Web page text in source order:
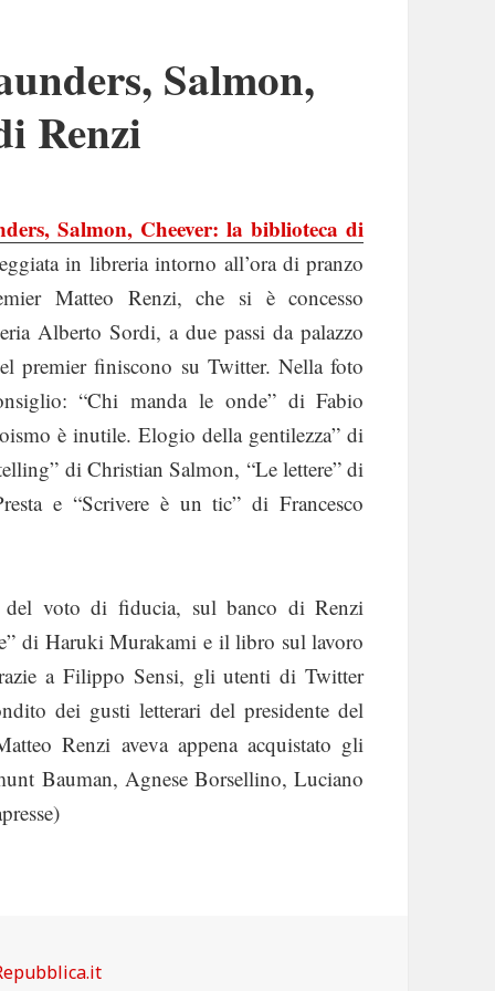
Salmon,
Renzi
Salmon, Cheever: la biblioteca di
in libreria intorno all’ora di pranzo
Matteo Renzi, che si è concesso
Alberto Sordi, a due passi da palazzo
premier finiscono su Twitter. Nella foto
“Chi manda le onde” di Fabio
è inutile. Elogio della gentilezza” di
di Christian Salmon, “Le lettere” di
e “Scrivere è un tic” di Francesco
del voto di fiducia, sul banco di Renzi
di Haruki Murakami e il libro sul lavoro
a Filippo Sensi, gli utenti di Twitter
dei gusti letterari del presidente del
Renzi aveva appena acquistato gli
Bauman, Agnese Borsellino, Luciano